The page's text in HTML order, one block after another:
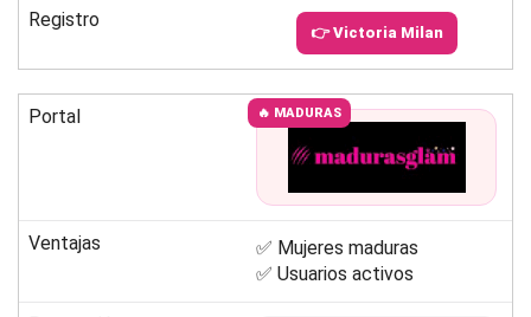
Registro
👉 Victoria Milan
Portal 🔥 MADURAS
Ventajas
✅ Mujeres maduras
✅ Usuarios activos